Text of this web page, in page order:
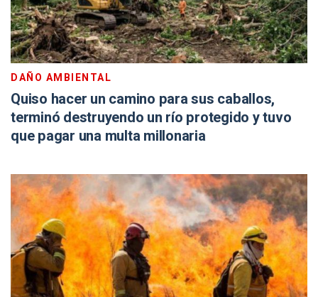
DAÑO AMBIENTAL
Quiso hacer un camino para sus caballos,
terminó destruyendo un río protegido y tuvo
que pagar una multa millonaria